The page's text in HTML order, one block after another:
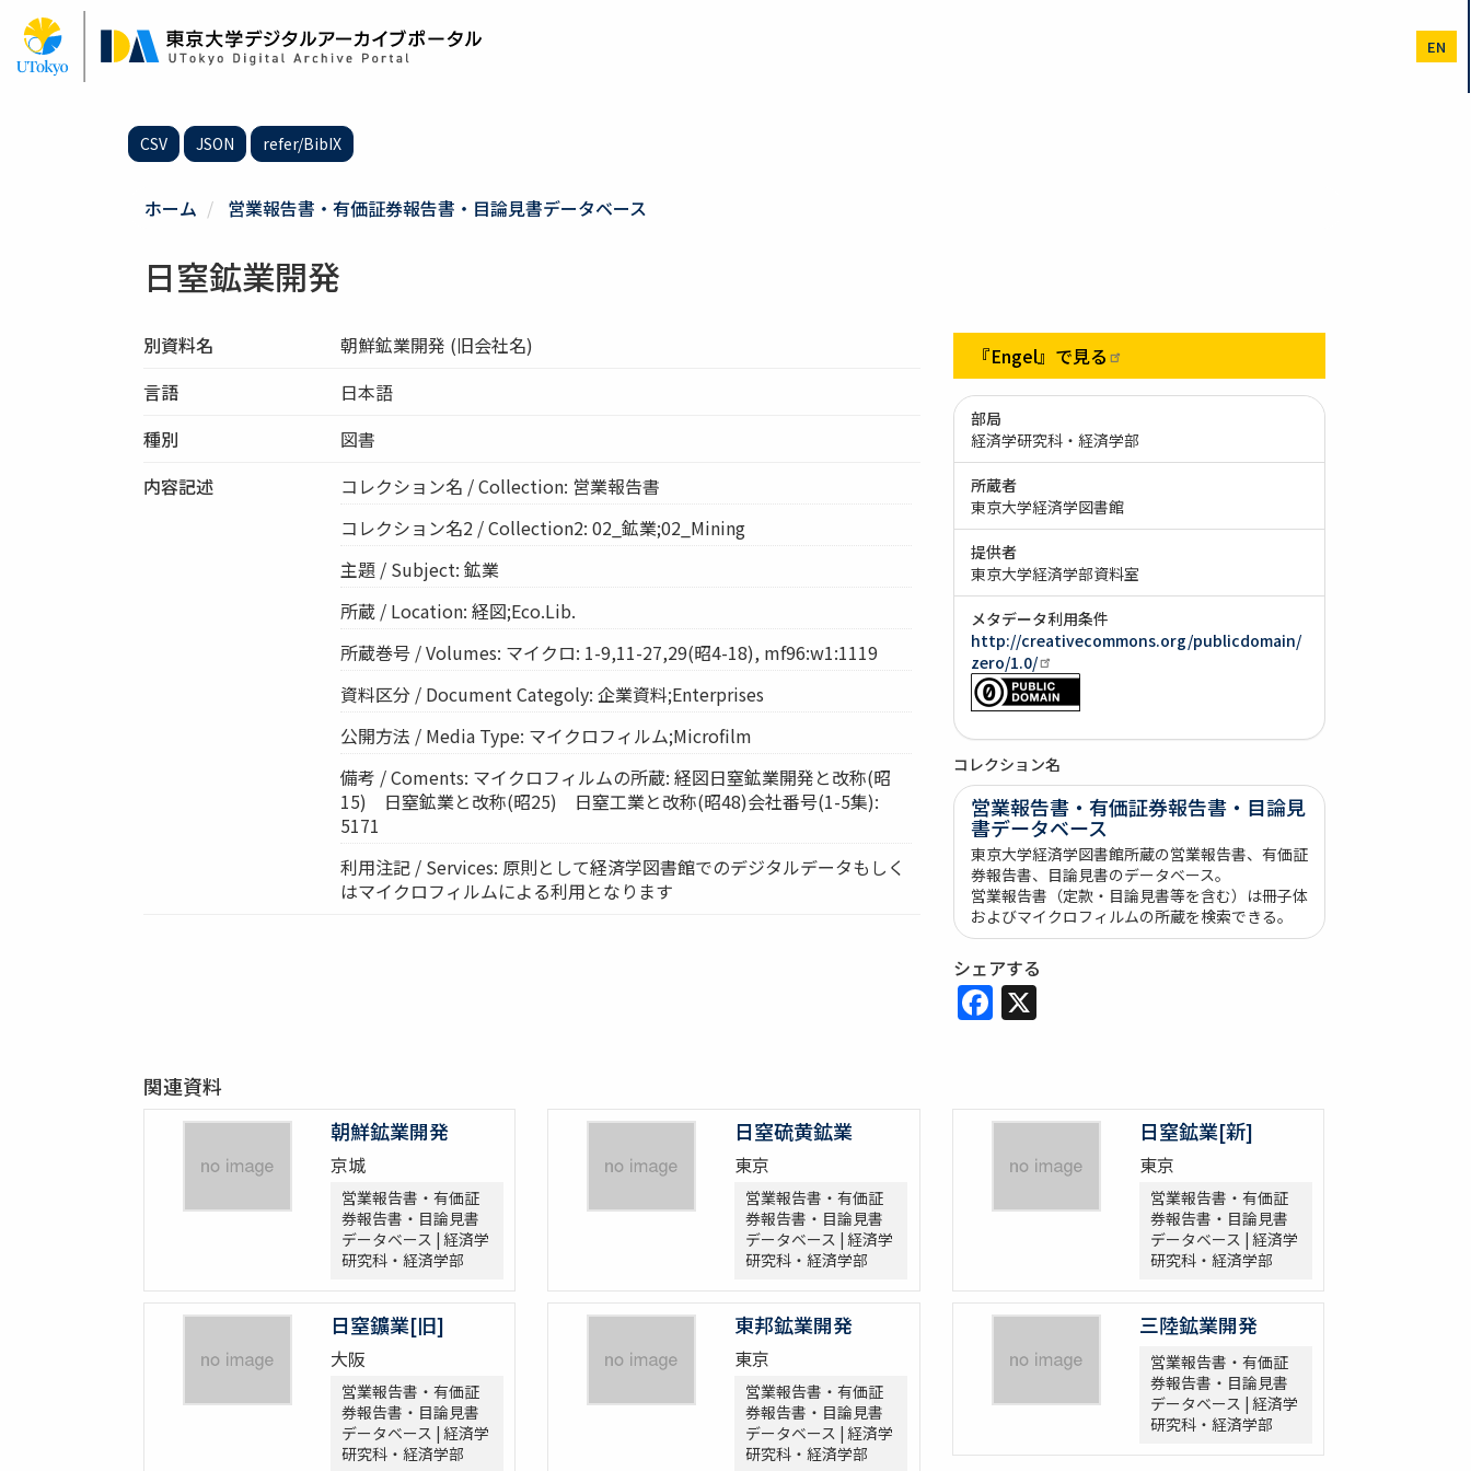
ン
EN
CSV JSON refer/BibIX
ホーム 営業報告書・有価証券報告書・目論見書データベース
日窒鉱業開発
別資料名
朝鮮鉱業開発 (旧会社名)
言語
日本語
種別
図書
内容記述
コレクション名 / Collection: 営業報告書
コレクション名2 / Collection2: 02_鉱業;02_Mining
主題 / Subject: 鉱業
所蔵 / Location: 経図;Eco.Lib.
所蔵巻号 / Volumes: マイクロ: 1-9,11-27,29(昭4-18), mf96:w1:1119
資料区分 / Document Categoly: 企業資料;Enterprises
公開方法 / Media Type: マイクロフィルム;Microfilm
備考 / Coments: マイクロフィルムの所蔵: 経図日窒鉱業開発と改称(昭
15) 日窒鉱業と改称(昭25) 日窒工業と改称(昭48)会社番号(1-5集):
5171
利用注記 / Services: 原則として経済学図書館でのデジタルデータもしく
はマイクロフィルムによる利用となります
『Engel』で見る
部局
経済学研究科・経済学部
所蔵者
東京大学経済学図書館
提供者
東京大学経済学部資料室
メタデータ利用条件
http://creativecommons.org/publicdomain/
zero/1.0/
コレクション名
営業報告書・有価証券報告書・目論見
書データベース
東京大学経済学図書館所蔵の営業報告書、有価証
券報告書、目論見書のデータベース。
営業報告書（定款・目論見書等を含む）は冊子体
およびマイクロフィルムの所蔵を検索できる。
シェアする
Facebook
X
関連資料
朝鮮鉱業開発
京城
営業報告書・有価証
券報告書・目論見書
データベース | 経済学
研究科・経済学部
日窒硫黄鉱業
東京
営業報告書・有価証
券報告書・目論見書
データベース | 経済学
研究科・経済学部
日窒鉱業[新]
東京
営業報告書・有価証
券報告書・目論見書
データベース | 経済学
研究科・経済学部
日窒鑛業[旧]
大阪
営業報告書・有価証
券報告書・目論見書
データベース | 経済学
研究科・経済学部
東邦鉱業開発
東京
営業報告書・有価証
券報告書・目論見書
データベース | 経済学
研究科・経済学部
三陸鉱業開発
営業報告書・有価証
券報告書・目論見書
データベース | 経済学
研究科・経済学部